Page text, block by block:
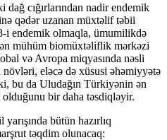
dağ cığırlarından nadir endemik
qədər uzanan müxtəlif təbii
i endemik olmaqla, ümumilikdə
mühüm biomüxtəliflik mərkəzi
və Avropa miqyasında nəsli
növləri, eləcə də xüsusi əhəmiyyətə
bu da Uludağın Türkiyənin ən
bir daha təsdiqləyir.
bütün hazırlıq
təqdim olunacaq: